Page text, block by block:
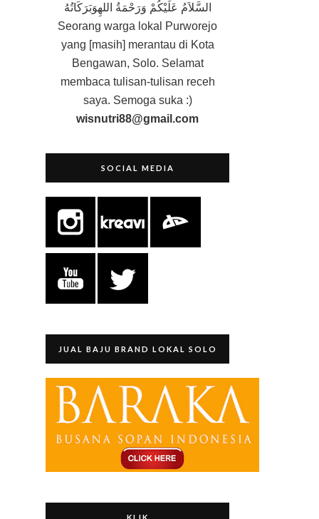
السَّلاَمُ عَلَيْكُمْ وَرَحْمَةُ اللهِوَبَرَكَاتُهُ
Seorang warga lokal Purworejo
yang [masih] merantau di Kota
Bengawan, Solo. Selamat
membaca tulisan-tulisan receh
saya. Semoga suka :)
wisnutri88@gmail.com
SOCIAL MEDIA
JUAL BAJU BRAND LOKAL SOLO
KLIK